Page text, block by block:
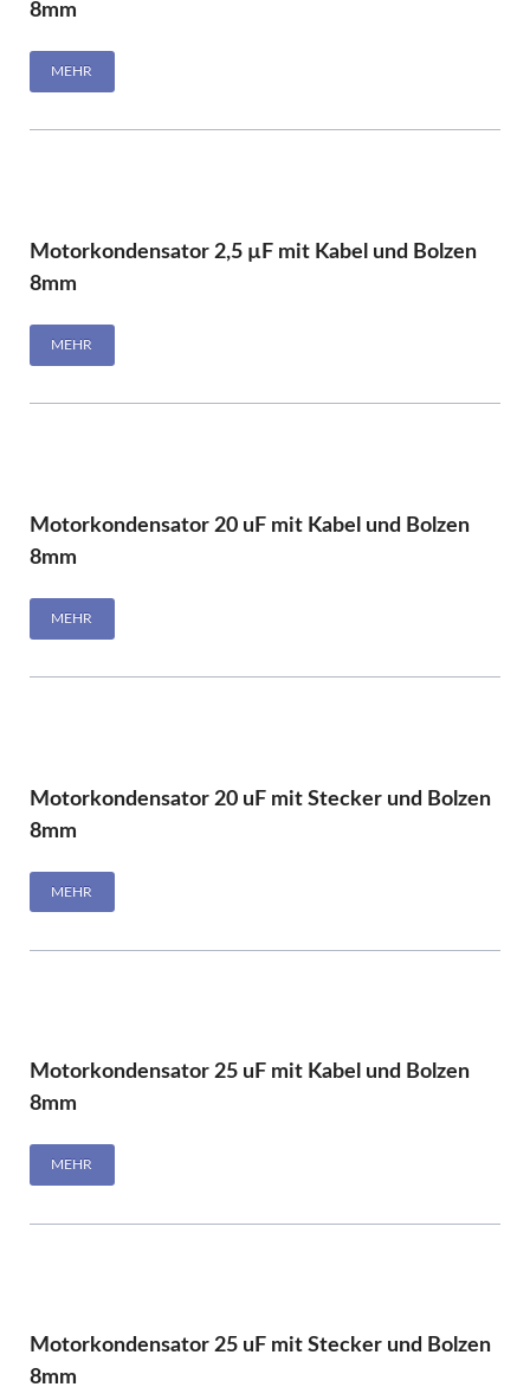
8mm
MEHR
Motorkondensator 2,5 µF mit Kabel und Bolzen
8mm
MEHR
Motorkondensator 20 uF mit Kabel und Bolzen
8mm
MEHR
Motorkondensator 20 uF mit Stecker und Bolzen
8mm
MEHR
Motorkondensator 25 uF mit Kabel und Bolzen
8mm
MEHR
Motorkondensator 25 uF mit Stecker und Bolzen
8mm